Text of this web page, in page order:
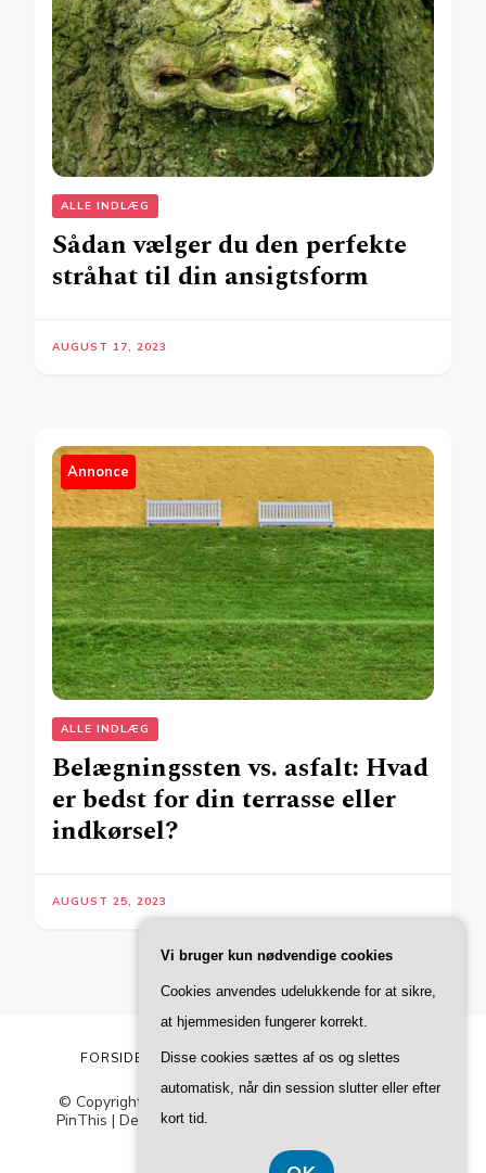
ALLE INDLÆG
Sådan vælger du den perfekte
stråhat til din ansigtsform
AUGUST 17, 2023
Annonce
ALLE INDLÆG
Belægningssten vs. asfalt: Hvad
er bedst for din terrasse eller
indkørsel?
AUGUST 25, 2023
© Copyright 2026
PinThis | Developed By
FORSIDE MERE OM FACA PRIVATLIVSPOLITIK
Vi bruger kun nødvendige cookies
Cookies anvendes udelukkende for at sikre,
at hjemmesiden fungerer korrekt.
Disse cookies sættes af os og slettes
automatisk, når din session slutter eller efter
kort tid.